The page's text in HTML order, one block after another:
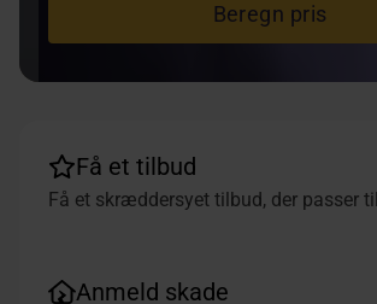
Beregn pris
Få et tilbud
Få et skræddersyet tilbud, der passer
Anmeld skade